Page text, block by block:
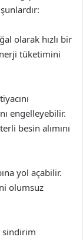
olarak hızlı bir
tüketimini
engelleyebilir.
besin alımını
yol açabilir.
olumsuz
sindirim